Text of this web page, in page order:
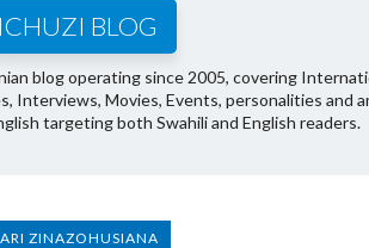
BLOG
blog operating since 2005, covering
Interviews, Movies, Events, personalities
targeting both Swahili and English readers.
ZINAZOHUSIANA